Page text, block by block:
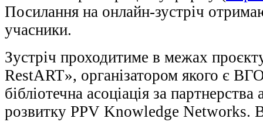
Посилання на онлайн-зустріч
учасники.
Зустріч проходитиме в межах
RestART», організатором якого є
бібліотечна асоціація за партнерства
розвитку PPV Knowledge Networks.